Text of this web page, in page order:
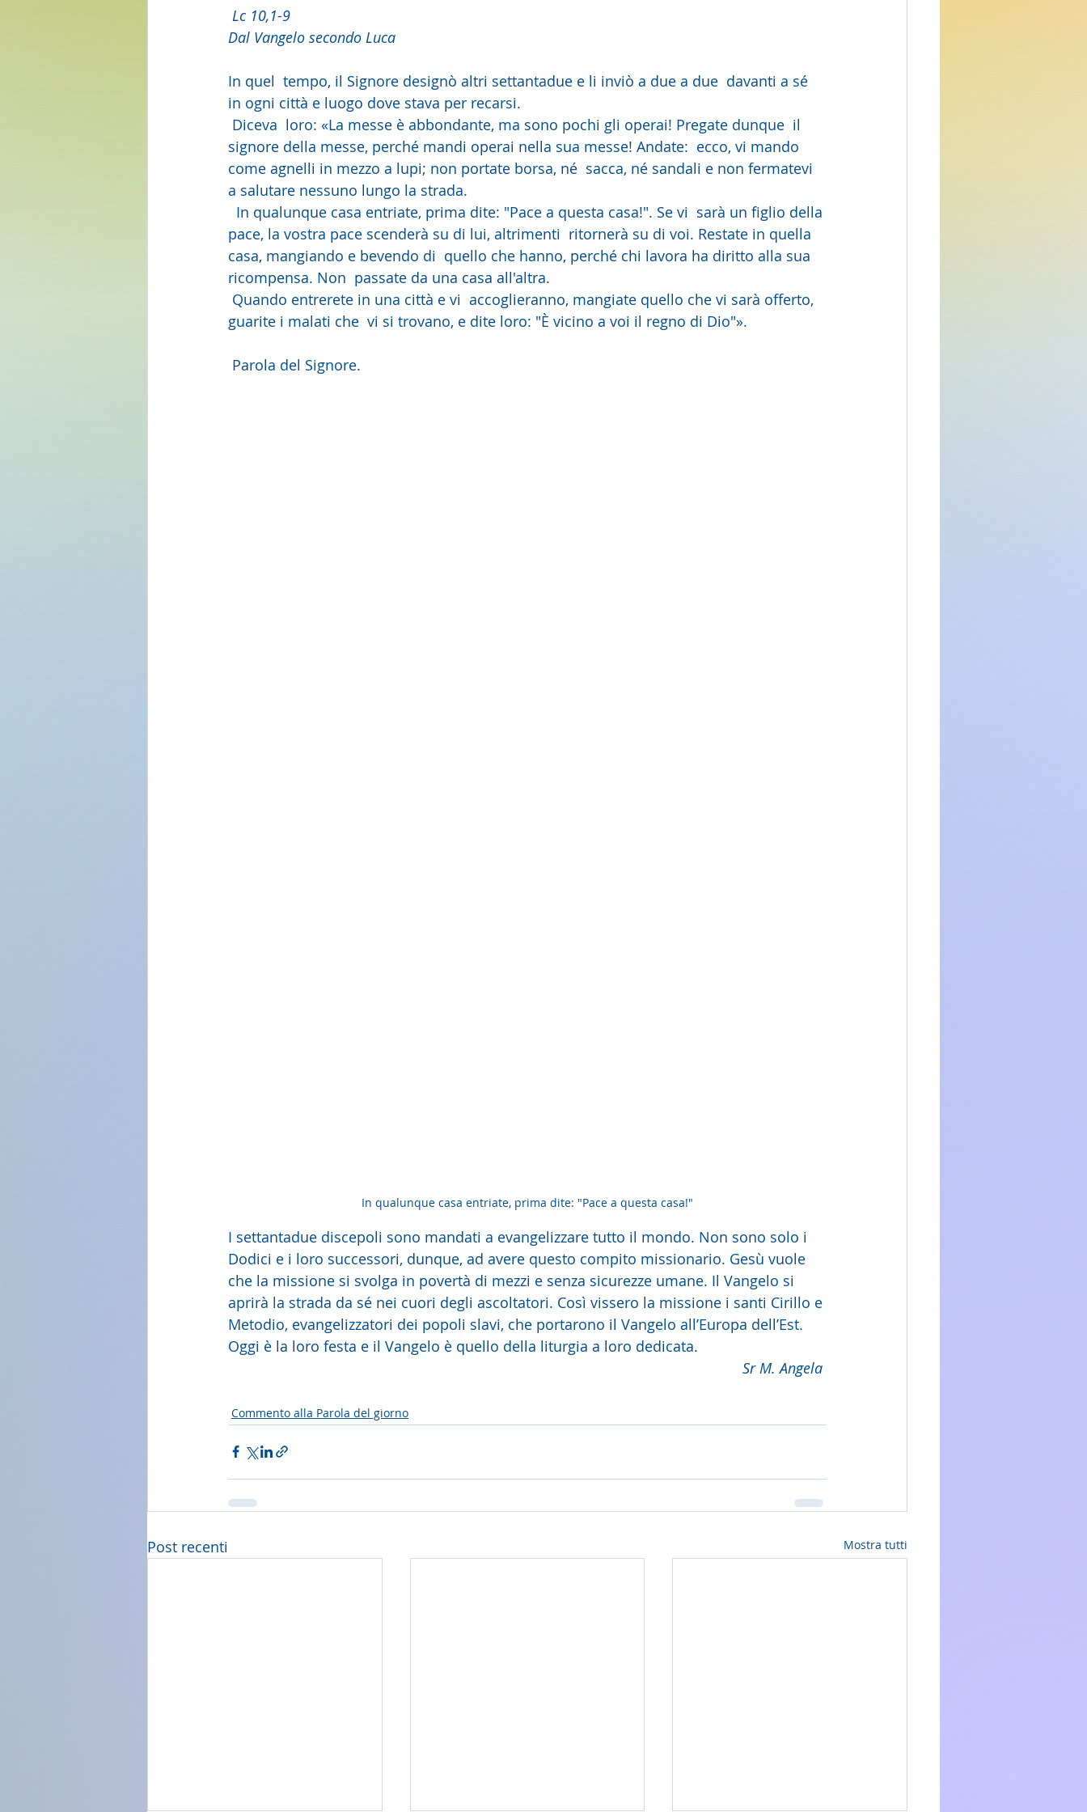
Lc 10,1-9
Dal Vangelo secondo Luca
In quel  tempo, il Signore designò altri settantadue e li inviò a due a due  davanti a sé
in ogni città e luogo dove stava per recarsi.
signore della messe, perché mandi operai nella sua messe! Andate:  ecco, vi mando
come agnelli in mezzo a lupi; non portate borsa, né  sacca, né sandali e non fermatevi
a salutare nessuno lungo la strada.
pace, la vostra pace scenderà su di lui, altrimenti  ritornerà su di voi. Restate in quella
casa, mangiando e bevendo di  quello che hanno, perché chi lavora ha diritto alla sua
ricompensa. Non  passate da una casa all'altra.
guarite i malati che  vi si trovano, e dite loro: "È vicino a voi il regno di Dio"».
Parola del Signore.
In qualunque casa entriate, prima dite: "Pace a questa casa!"
I settantadue discepoli sono mandati a evangelizzare tutto il mondo. Non sono solo i
Dodici e i loro successori, dunque, ad avere questo compito missionario. Gesù vuole
che la missione si svolga in povertà di mezzi e senza sicurezze umane. Il Vangelo si
aprirà la strada da sé nei cuori degli ascoltatori. Così vissero la missione i santi Cirillo e
Metodio, evangelizzatori dei popoli slavi, che portarono il Vangelo all’Europa dell’Est.
Oggi è la loro festa e il Vangelo è quello della liturgia a loro dedicata.
Sr M. Angela
Commento alla Parola del giorno
Post recenti Mostra tutti